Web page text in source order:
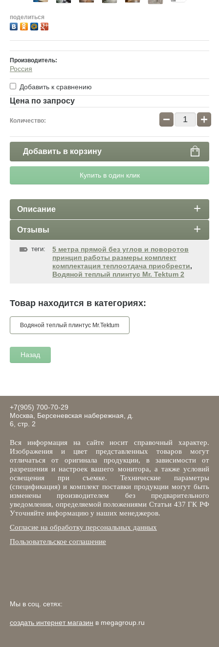
поделиться
Производитель:
Россия
Добавить к сравнению
Цена по запросу
Количество: − +
Добавить в корзину
Купить в один клик
Описание
Отзывы
теги:
5 метра прямой без углов и поворотов
принцип работы размеры комплект
комплектация теплоотдача приобрести,
Водяной теплый плинтус Mr. Tektum 2
Товар находится в категориях:
Водяной теплый плинтус Mr.Tektum
Назад
+7(905) 700-70-29
Москва, Берсеневская набережная, д.
6, стр. 2
Вся информация на сайте носит справочный характер.
Изображения и цвет представленных товаров могут
отличаться от оригинала продукции, в зависимости от
разрешения и настроек вашего монитора, а также условий
освещения при съемке. Технические параметры
(спецификация) и комплект поставки продукции могут быть
изменены производителем без предварительного
уведомления, определяемой положениями Статьи 437 ГК РФ
Уточняйте информацию у наших менеджеров.
Согласие на обработку персональных данных
Пользовательское соглашение
Мы в соц. сетях:
создать интернет магазин в megagroup.ru